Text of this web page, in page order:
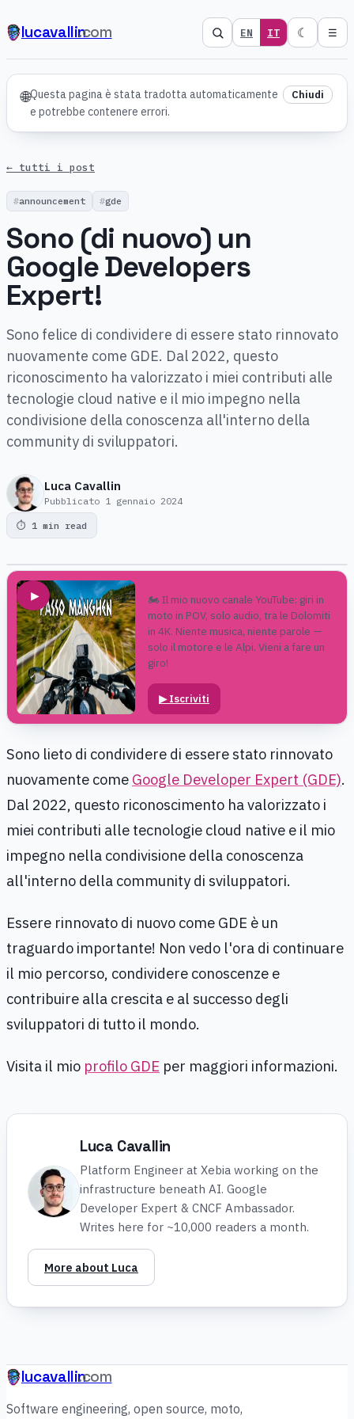
lucavallin.com EN IT ☾ ☰
🌐Questa pagina è stata tradotta automaticamente
e potrebbe contenere errori.
Chiudi
← tutti i post
announcement gde
Sono (di nuovo) un
Google Developers
Expert!
Sono felice di condividere di essere stato rinnovato
nuovamente come GDE. Dal 2022, questo
riconoscimento ha valorizzato i miei contributi alle
tecnologie cloud native e il mio impegno nella
condivisione della conoscenza all'interno della
community di sviluppatori.
Luca Cavallin
Pubblicato 1 gennaio 2024
⏱ 1 min read
▶
🏍️ Il mio nuovo canale YouTube: giri in
moto in POV, solo audio, tra le Dolomiti
in 4K. Niente musica, niente parole —
solo il motore e le Alpi. Vieni a fare un
giro!
▶Iscriviti
Sono lieto di condividere di essere stato rinnovato
nuovamente come Google Developer Expert (GDE).
Dal 2022, questo riconoscimento ha valorizzato i
miei contributi alle tecnologie cloud native e il mio
impegno nella condivisione della conoscenza
all'interno della community di sviluppatori.
Essere rinnovato di nuovo come GDE è un
traguardo importante! Non vedo l'ora di continuare
il mio percorso, condividere conoscenze e
contribuire alla crescita e al successo degli
sviluppatori di tutto il mondo.
Visita il mio profilo GDE per maggiori informazioni.
Luca Cavallin
Platform Engineer at Xebia working on the
infrastructure beneath AI. Google
Developer Expert & CNCF Ambassador.
Writes here for ~10,000 readers a month.
More about Luca
lucavallin.com
Software engineering, open source, moto,